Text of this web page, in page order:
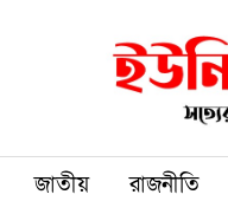
জাতীয় রাজনীতি